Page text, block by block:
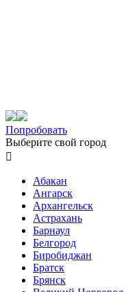
Попробовать
Выберите свой город

Абакан
Ангарск
Архангельск
Астрахань
Барнаул
Белгород
Биробиджан
Братск
Брянск